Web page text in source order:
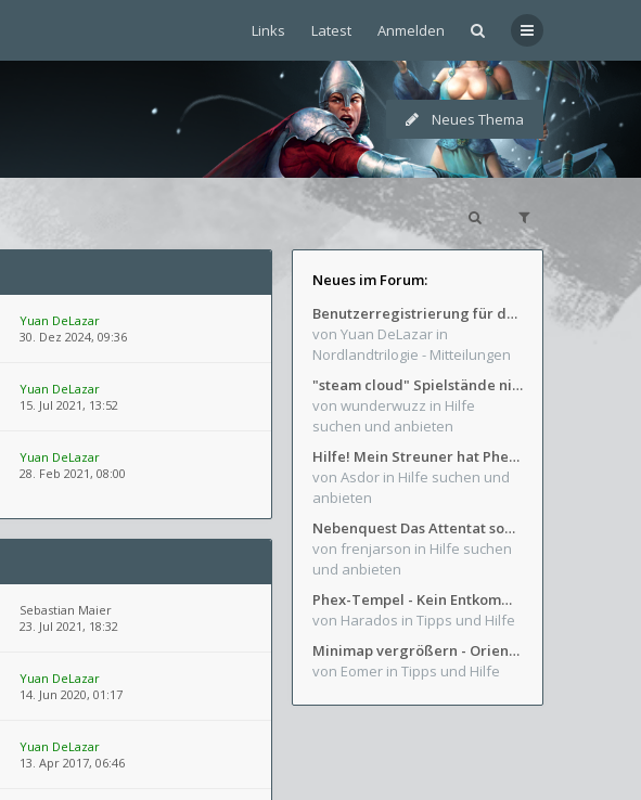
Links Latest Anmelden
Neues Thema
Yuan DeLazar
30. Dez 2024, 09:36
Yuan DeLazar
15. Jul 2021, 13:52
Yuan DeLazar
28. Feb 2021, 08:00
Sebastian Maier
23. Jul 2021, 18:32
Yuan DeLazar
14. Jun 2020, 01:17
Yuan DeLazar
13. Apr 2017, 06:46
Neues im Forum:
Benutzerregistrierung für das SchickHD-/SchweifHD-Forum gesperrt
von Yuan DeLazar in
Nordlandtrilogie - Mitteilungen
"steam cloud" Spielstände nicht verfügbar
von wunderwuzz in Hilfe
suchen und anbieten
Hilfe! Mein Streuner hat Phexens Gunst verloren...
von Asdor in Hilfe suchen und
anbieten
Nebenquest Das Attentat sowie Beilunker Reiter und zwei kleine Ausrüstungsfragen
von frenjarson in Hilfe suchen
und anbieten
Phex-Tempel - Kein Entkommen aus Weinkeller/Bibliothek Trakt
von Harados in Tipps und Hilfe
Minimap vergrößern - Orientierung in Blutzinnen
von Eomer in Tipps und Hilfe